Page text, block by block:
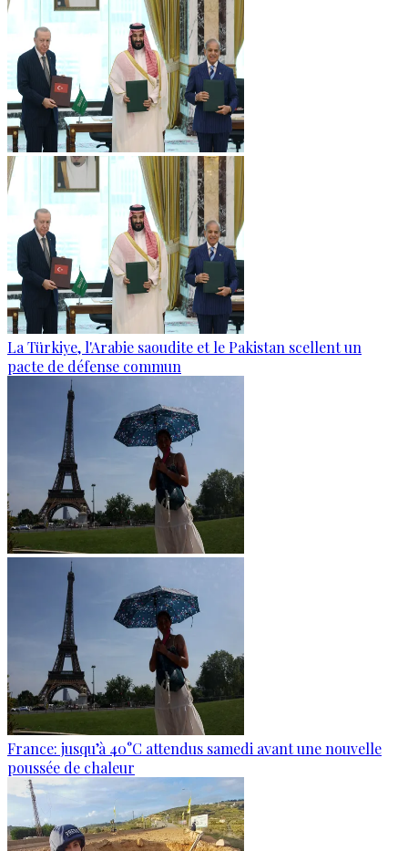
La Türkiye, l'Arabie saoudite et le Pakistan scellent un
pacte de défense commun
France: jusqu’à 40°C attendus samedi avant une nouvelle
poussée de chaleur